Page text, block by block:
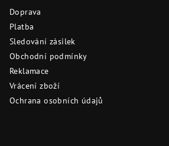
Doprava
Platba
Sledování zásilek
Obchodní podmínky
Reklamace
Vrácení zboží
Ochrana osobních údajů